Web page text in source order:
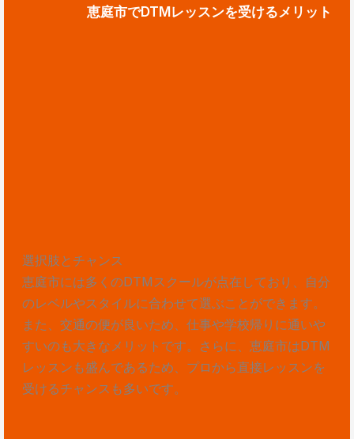
恵庭市でDTMレッスンを受けるメリット
選択肢とチャンス
恵庭市には多くのDTMスクールが点在しており、自分
のレベルやスタイルに合わせて選ぶことができます。
また、交通の便が良いため、仕事や学校帰りに通いや
すいのも大きなメリットです。さらに、恵庭市はDTM
レッスンも盛んであるため、プロから直接レッスンを
受けるチャンスも多いです。